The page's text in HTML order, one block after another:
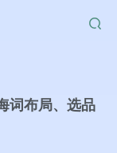
词布局、选品